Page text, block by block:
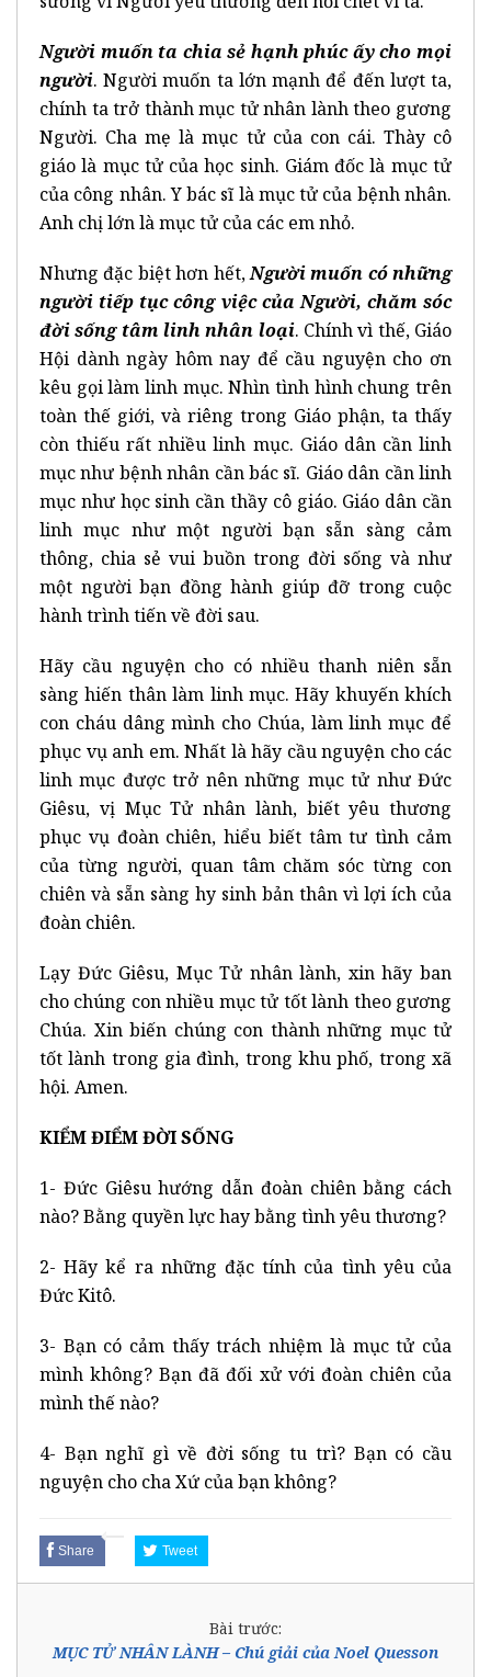
Người muốn ta chia sẻ hạnh phúc ấy cho mọi
người. Người muốn ta lớn mạnh để đến lượt ta,
chính ta trở thành mục tử nhân lành theo gương
Người. Cha mẹ là mục tử của con cái. Thày cô
giáo là mục tử của học sinh. Giám đốc là mục tử
của công nhân. Y bác sĩ là mục tử của bệnh nhân.
Anh chị lớn là mục tử của các em nhỏ.
Nhưng đặc biệt hơn hết,Người muốn có những
người tiếp tục công việc của Người, chăm sóc
đời sống tâm linh nhân loại. Chính vì thế, Giáo
Hội dành ngày hôm nay để cầu nguyện cho ơn
kêu gọi làm linh mục. Nhìn tình hình chung trên
toàn thế giới, và riêng trong Giáo phận, ta thấy
còn thiếu rất nhiều linh mục. Giáo dân cần linh
mục như bệnh nhân cần bác sĩ. Giáo dân cần linh
mục như học sinh cần thầy cô giáo. Giáo dân cần
linh mục như một người bạn sẵn sàng cảm
thông, chia sẻ vui buồn trong đời sống và như
một người bạn đồng hành giúp đỡ trong cuộc
hành trình tiến về đời sau.
Hãy cầu nguyện cho có nhiều thanh niên sẵn
sàng hiến thân làm linh mục. Hãy khuyến khích
con cháu dâng mình cho Chúa, làm linh mục để
phục vụ anh em. Nhất là hãy cầu nguyện cho các
linh mục được trở nên những mục tử như Đức
Giêsu, vị Mục Tử nhân lành, biết yêu thương
phục vụ đoàn chiên, hiểu biết tâm tư tình cảm
của từng người, quan tâm chăm sóc từng con
chiên và sẵn sàng hy sinh bản thân vì lợi ích của
đoàn chiên.
Lạy Đức Giêsu, Mục Tử nhân lành, xin hãy ban
cho chúng con nhiều mục tử tốt lành theo gương
Chúa. Xin biến chúng con thành những mục tử
tốt lành trong gia đình, trong khu phố, trong xã
hội. Amen.
KIỂM ĐIỂM ĐỜI SỐNG
1- Đức Giêsu hướng dẫn đoàn chiên bằng cách
nào? Bằng quyền lực hay bằng tình yêu thương?
2- Hãy kể ra những đặc tính của tình yêu của
Đức Kitô.
3- Bạn có cảm thấy trách nhiệm là mục tử của
mình không? Bạn đã đối xử với đoàn chiên của
mình thế nào?
4- Bạn nghĩ gì về đời sống tu trì? Bạn có cầu
nguyện cho cha Xứ của bạn không?
Share Tweet
Bài trước:
MỤC TỬ NHÂN LÀNH – Chú giải của Noel Quesson